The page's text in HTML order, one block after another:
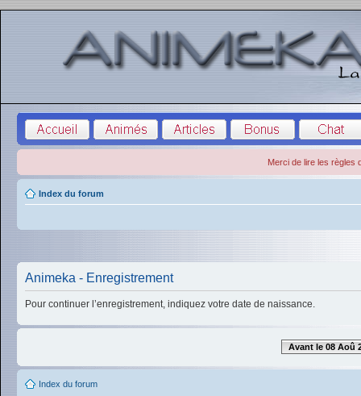
Merci de lire les règles
Index du forum
Animeka - Enregistrement
Pour continuer l’enregistrement, indiquez votre date de naissance.
Avant le 08 Aoû
Index du forum